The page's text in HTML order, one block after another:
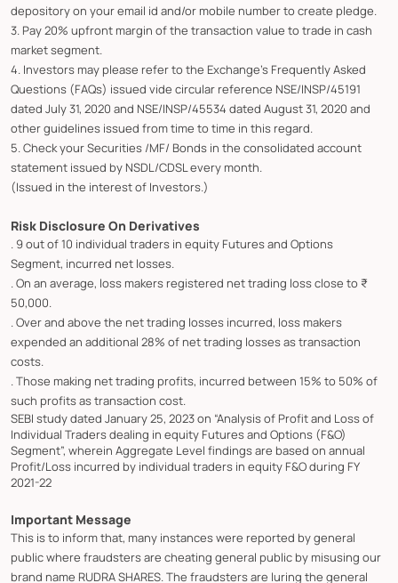
depository on your email id and/or mobile number to create pledge.
3. Pay 20% upfront margin of the transaction value to trade in cash
market segment.
4. Investors may please refer to the Exchange's Frequently Asked
Questions (FAQs) issued vide circular reference NSE/INSP/45191
dated July 31, 2020 and NSE/INSP/45534 dated August 31, 2020 and
other guidelines issued from time to time in this regard.
5. Check your Securities /MF/ Bonds in the consolidated account
statement issued by NSDL/CDSL every month.
(Issued in the interest of Investors.)
Risk Disclosure On Derivatives
. 9 out of 10 individual traders in equity Futures and Options
Segment, incurred net losses.
. On an average, loss makers registered net trading loss close to ₹
50,000.
. Over and above the net trading losses incurred, loss makers
expended an additional 28% of net trading losses as transaction
costs.
. Those making net trading profits, incurred between 15% to 50% of
such profits as transaction cost.
SEBI study dated January 25, 2023 on “Analysis of Profit and Loss of
Individual Traders dealing in equity Futures and Options (F&O)
Segment”, wherein Aggregate Level findings are based on annual
Profit/Loss incurred by individual traders in equity F&O during FY
2021-22
Important Message
This is to inform that, many instances were reported by general
public where fraudsters are cheating general public by misusing our
brand name RUDRA SHARES. The fraudsters are luring the general